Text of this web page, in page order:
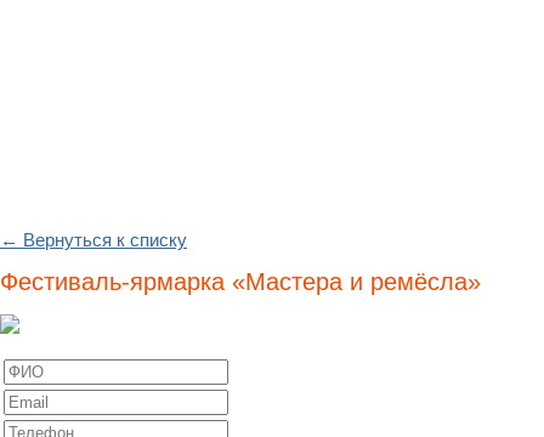
← Вернуться к списку
Фестиваль-ярмарка «Мастера и ремёсла»